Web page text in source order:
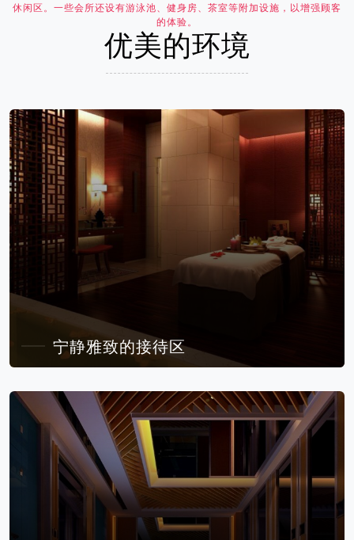
休闲区。一些会所还设有游泳池、健身房、茶室等附加设施，以增强顾客
的体验。
优美的环境
宁静雅致的接待区